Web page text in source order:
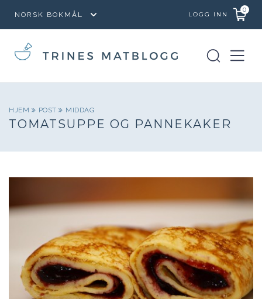
LOGG INN
0
HJEM POST MIDDAG
TOMATSUPPE OG PANNEKAKER